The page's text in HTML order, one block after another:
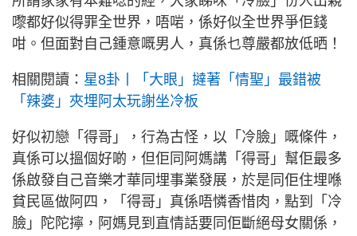
嚟都好似得罪全世界，唔啱，係好似全世界爭佢錢
咁。但面對自己鍾意嘅男人，真係乜尊嚴都放低晒！
相關閱讀： 星8卦丨「大眼」撻著「情聖」最錯被
「辣婆」夾埋阿太玩謝坐冷板
好似初戀「得哥」，行為古怪，以「冷臉」嘅條件，
真係可以搵個好啲，但佢同阿媽講「得哥」幫佢最多
係啟發自己音樂才華同埋事業發展，於是同佢住埋喺
貧民區做阿四，「得哥」真係唔憐香惜肉，點到「冷
臉」陀陀擰，阿媽見到直情話要同佢斷絕母女關係，